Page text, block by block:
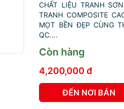
CHẤT LIỆU TRANH
TRANH COMPOSITE
MỌT BỀN ĐẸP CÙNG
QC....
Còn hàng
4,200,000 đ
ĐẾN NƠI BÁN